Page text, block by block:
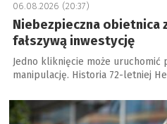
06.08.2026 (20:37)
Niebezpieczna obietnica
fałszywą inwestycję
Jedno kliknięcie może uruchomić
manipulację. Historia 72-letniej
a